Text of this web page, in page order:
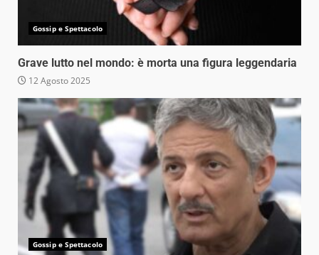
Gossip e Spettacolo
Grave lutto nel mondo: è morta una figura leggendaria
12 Agosto 2025
Gossip e Spettacolo